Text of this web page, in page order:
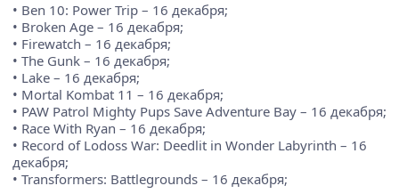
• Ben 10: Power Trip – 16 декабря;
• Broken Age – 16 декабря;
• Firewatch – 16 декабря;
• The Gunk – 16 декабря;
• Lake – 16 декабря;
• Mortal Kombat 11 – 16 декабря;
• PAW Patrol Mighty Pups Save Adventure Bay – 16 декабря;
• Race With Ryan – 16 декабря;
• Record of Lodoss War: Deedlit in Wonder Labyrinth – 16
декабря;
• Transformers: Battlegrounds – 16 декабря;